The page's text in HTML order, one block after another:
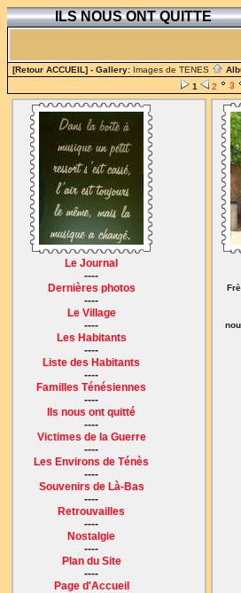
ILS NOUS ONT QUITTE
[Retour ACCUEIL] - Gallery: Images de TENES
1
2 3
Le Journal
----
Dernières photos
----
Le Village
----
Les Habitants
----
Liste des Habitants
----
Familles Ténésiennes
----
Ils nous ont quitté
----
Victimes de la Guerre
----
Les Environs de Ténès
----
Souvenirs de Là-Bas
----
Retrouvailles
----
Nostalgie
----
Plan du Site
----
Page d'Accueil